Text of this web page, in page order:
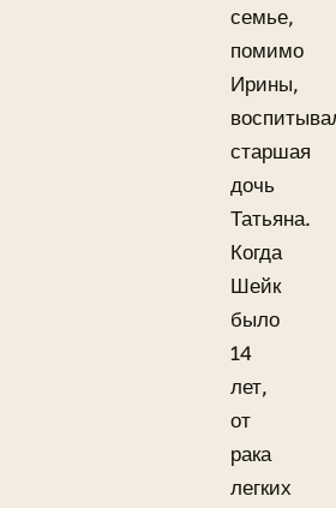
семье,
помимо
Ирины,
старшая
дочь
Татьяна.
Когда
Шейк
было
14
лет,
от
рака
легких